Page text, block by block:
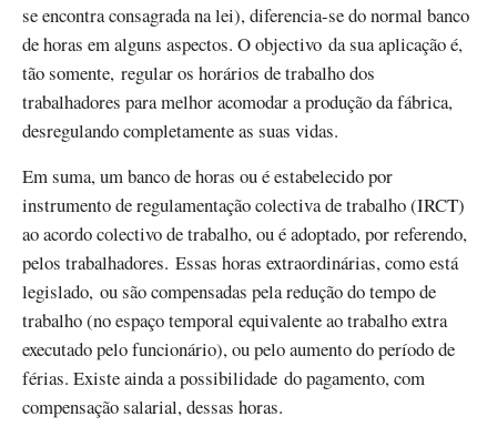
se encontra consagrada na lei), diferencia-se do normal banco
de horas em alguns aspectos. O objectivo da sua aplicação é,
tão somente, regular os horários de trabalho dos
trabalhadores para melhor acomodar a produção da fábrica,
desregulando completamente as suas vidas.
Em suma, um banco de horas ou é estabelecido por
instrumento de regulamentação colectiva de trabalho (IRCT)
ao acordo colectivo de trabalho, ou é adoptado, por referendo,
pelos trabalhadores. Essas horas extraordinárias, como está
legislado, ou são compensadas pela redução do tempo de
trabalho (no espaço temporal equivalente ao trabalho extra
executado pelo funcionário), ou pelo aumento do período de
férias. Existe ainda a possibilidade do pagamento, com
compensação salarial, dessas horas.